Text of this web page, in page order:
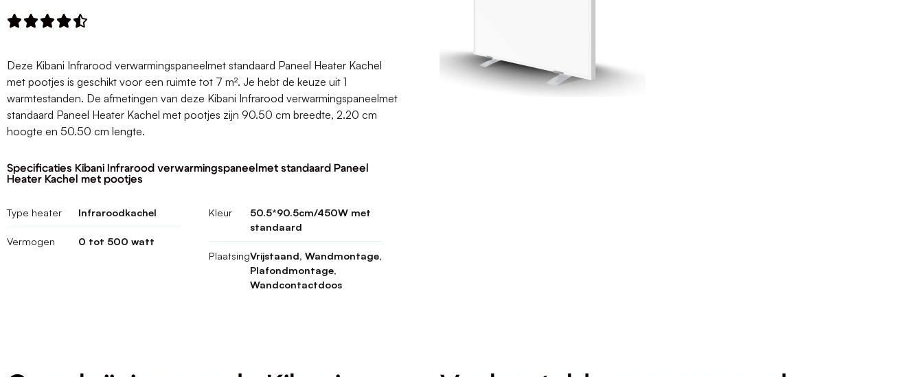

Deze Kibani Infrarood verwarmingspaneelmet standaard Paneel Heater Kachel
met pootjes is geschikt voor een ruimte tot 7 m². Je hebt de keuze uit 1
warmtestanden. De afmetingen van deze Kibani Infrarood verwarmingspaneelmet
standaard Paneel Heater Kachel met pootjes zijn 90.50 cm breedte, 2.20 cm
hoogte en 50.50 cm lengte.
Specificaties Kibani Infrarood verwarmingspaneelmet standaard Paneel
Heater Kachel met pootjes
Type heater Infraroodkachel
Vermogen 0 tot 500 watt
Kleur
50.5*90.5cm/450W met
standaard
PlaatsingVrijstaand, Wandmontage,
Plafondmontage,
Wandcontactdoos